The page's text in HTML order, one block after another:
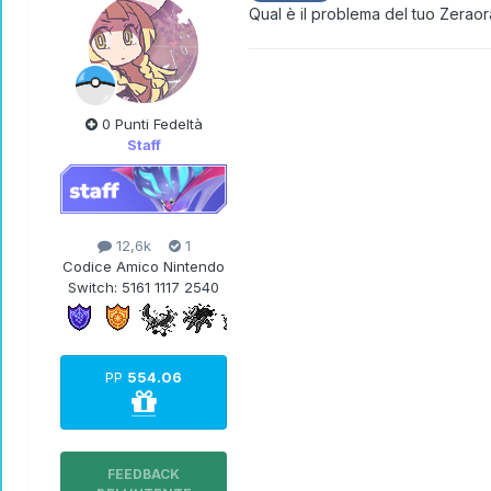
0 Punti Fedeltà
Staff
12,6k
1
Codice Amico Nintendo
Switch: 5161 1117 2540
PP 554.06
FEEDBACK
Qual è il problema del tuo